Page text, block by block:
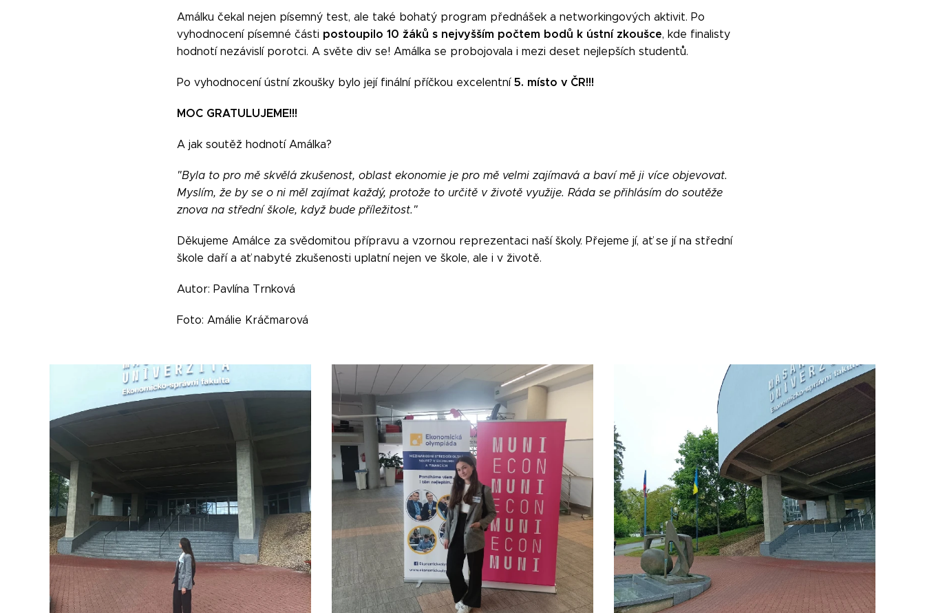
Amálku čekal nejen písemný test, ale také bohatý program přednášek a networkingových aktivit. Po
vyhodnocení písemné části postoupilo 10 žáků s nejvyšším počtem bodů k ústní zkoušce, kde finalisty
hodnotí nezávislí porotci. A světe div se! Amálka se probojovala i mezi deset nejlepších studentů.
Po vyhodnocení ústní zkoušky bylo její finální příčkou excelentní 5. místo v ČR!!!
MOC GRATULUJEME!!!
A jak soutěž hodnotí Amálka?
"Byla to pro mě skvělá zkušenost, oblast ekonomie je pro mě velmi zajímavá a baví mě ji více objevovat.
Myslím, že by se o ni měl zajímat každý, protože to určitě v životě využije. Ráda se přihlásím do soutěže
znova na střední škole, když bude příležitost."
Děkujeme Amálce za svědomitou přípravu a vzornou reprezentaci naší školy. Přejeme jí, ať se jí na střední
škole daří a ať nabyté zkušenosti uplatní nejen ve škole, ale i v životě.
Autor: Pavlína Trnková
Foto: Amálie Kráčmarová